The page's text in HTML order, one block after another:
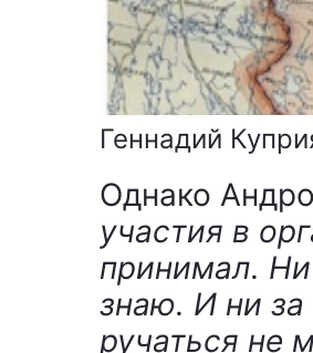
Геннадий
Однако
участия в
принимал.
знаю. И ни за
ручаться не